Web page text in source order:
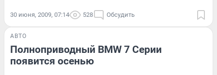
30 июня, 2009, 07:14 528 Обсудить
АВТО
Полноприводный BMW 7 Серии
появится осенью